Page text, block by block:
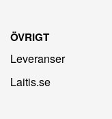
ÖVRIGT
Leveranser
Laitis.se